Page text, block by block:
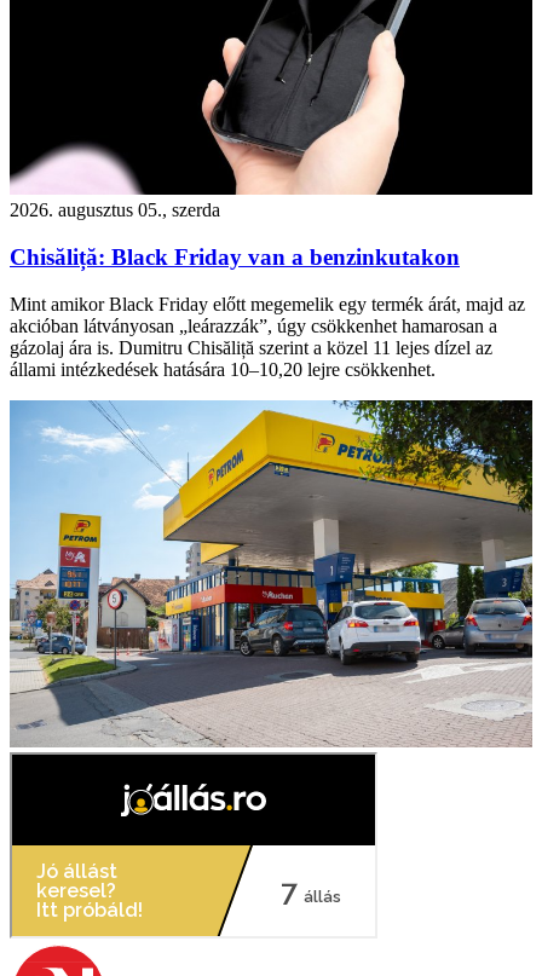
2026. augusztus 05., szerda
Chisăliță: Black Friday van a benzinkutakon
Mint amikor Black Friday előtt megemelik egy termék árát, majd az
akcióban látványosan „leárazzák”, úgy csökkenhet hamarosan a
gázolaj ára is. Dumitru Chisăliță szerint a közel 11 lejes dízel az
állami intézkedések hatására 10–10,20 lejre csökkenhet.